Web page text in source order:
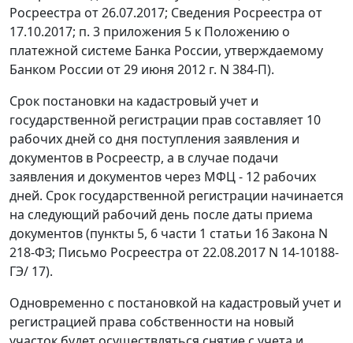
Росреестра от 26.07.2017; Сведения Росреестра от
17.10.2017; п. 3 приложения 5 к Положению о
платежной системе Банка России, утверждаемому
Банком России от 29 июня 2012 г. N 384-П).
Срок постановки на кадастровый учет и
государственной регистрации прав составляет 10
рабочих дней со дня поступления заявления и
документов в Росреестр, а в случае подачи
заявления и документов через МФЦ - 12 рабочих
дней. Срок государственной регистрации начинается
на следующий рабочий день после даты приема
документов (пункты 5, 6 части 1 статьи 16 Закона N
218-ФЗ; Письмо Росреестра от 22.08.2017 N 14-10188-
ГЭ/ 17).
Одновременно с постановкой на кадастровый учет и
регистрацией права собственности на новый